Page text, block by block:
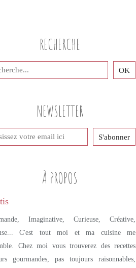
NEWSLETTER
RECHERCHE
À PROPOS
Imaginative, Curieuse, Créative,
C'est tout moi et ma cuisine me
Chez moi vous trouverez des recettes
gourmandes, pas toujours raisonnables,